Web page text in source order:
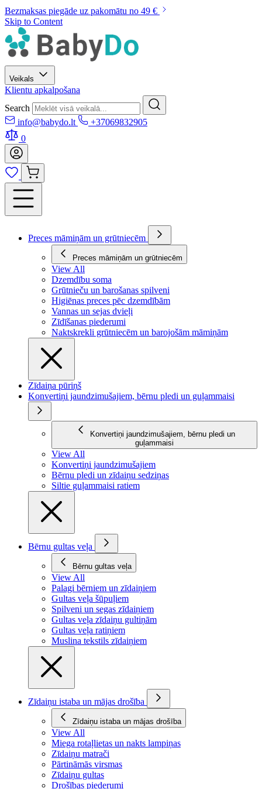
Bezmaksas piegāde uz pakomātu no 49 €
Skip to Content
Veikals
Klientu apkalpošana
Search
info@babydo.lt
+37069832905
0
Preces māmiņām un grūtniecēm
Preces māmiņām un grūtniecēm
View All
Dzemdību soma
Grūtnieču un barošanas spilveni
Higiēnas preces pēc dzemdībām
Vannas un sejas dvieļi
Zīdīšanas piederumi
Naktskrekli grūtniecēm un barojošām māmiņām
Zīdaiņa pūriņš
Konvertiņi jaundzimušajiem, bērnu pledi un guļammaisi
Konvertiņi jaundzimušajiem, bērnu pledi un
guļammaisi
View All
Konvertiņi jaundzimušajiem
Bērnu pledi un zīdaiņu sedziņas
Siltie guļammaisi ratiem
Bērnu gultas veļa
Bērnu gultas veļa
View All
Palagi bērniem un zīdaiņiem
Gultas veļa šūpuļiem
Spilveni un segas zīdaiņiem
Gultas veļa zīdaiņu gultiņām
Gultas veļa ratiņiem
Muslina tekstils zīdaiņiem
Zīdaiņu istaba un mājas drošība
Zīdaiņu istaba un mājas drošība
View All
Miega rotaļlietas un nakts lampiņas
Zīdaiņu matrači
Pārtināmās virsmas
Zīdaiņu gultas
Drošības piederumi